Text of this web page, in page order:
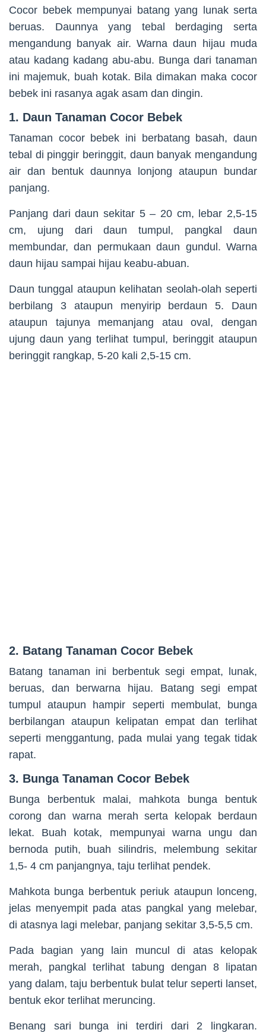
Cocor bebek mempunyai batang yang lunak serta
beruas. Daunnya yang tebal berdaging serta
mengandung banyak air. Warna daun hijau muda
atau kadang kadang abu-abu. Bunga dari tanaman
ini majemuk, buah kotak. Bila dimakan maka cocor
bebek ini rasanya agak asam dan dingin.
1. Daun Tanaman Cocor Bebek
Tanaman cocor bebek ini berbatang basah, daun
tebal di pinggir beringgit, daun banyak mengandung
air dan bentuk daunnya lonjong ataupun bundar
panjang.
Panjang dari daun sekitar 5 – 20 cm, lebar 2,5-15
cm, ujung dari daun tumpul, pangkal daun
membundar, dan permukaan daun gundul. Warna
daun hijau sampai hijau keabu-abuan.
Daun tunggal ataupun kelihatan seolah-olah seperti
berbilang 3 ataupun menyirip berdaun 5. Daun
ataupun tajunya memanjang atau oval, dengan
ujung daun yang terlihat tumpul, beringgit ataupun
beringgit rangkap, 5-20 kali 2,5-15 cm.
2. Batang Tanaman Cocor Bebek
Batang tanaman ini berbentuk segi empat, lunak,
beruas, dan berwarna hijau. Batang segi empat
tumpul ataupun hampir seperti membulat, bunga
berbilangan ataupun kelipatan empat dan terlihat
seperti menggantung, pada mulai yang tegak tidak
rapat.
3. Bunga Tanaman Cocor Bebek
Bunga berbentuk malai, mahkota bunga bentuk
corong dan warna merah serta kelopak berdaun
lekat. Buah kotak, mempunyai warna ungu dan
bernoda putih, buah silindris, melembung sekitar
1,5- 4 cm panjangnya, taju terlihat pendek.
Mahkota bunga berbentuk periuk ataupun lonceng,
jelas menyempit pada atas pangkal yang melebar,
di atasnya lagi melebar, panjang sekitar 3,5-5,5 cm.
Pada bagian yang lain muncul di atas kelopak
merah, pangkal terlihat tabung dengan 8 lipatan
yang dalam, taju berbentuk bulat telur seperti lanset,
bentuk ekor terlihat meruncing.
Benang sari bunga ini terdiri dari 2 lingkaran.